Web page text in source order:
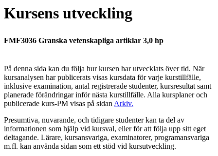
Kursens utveckling
FMF3036 Granska vetenskapliga artiklar 3,0 hp
På denna sida kan du följa hur kursen har utvecklats över tid. När
kursanalysen har publicerats visas kursdata för varje kurstillfälle,
inklusive examination, antal registrerade studenter, kursresultat samt
planerade förändringar inför nästa kurstillfälle. Alla kursplaner och
publicerade kurs-PM visas på sidan Arkiv.
Presumtiva, nuvarande, och tidigare studenter kan ta del av
informationen som hjälp vid kursval, eller för att följa upp sitt eget
deltagande. Lärare, kursansvariga, examinatorer, programansvariga
m.fl. kan använda sidan som ett stöd vid kursutveckling.